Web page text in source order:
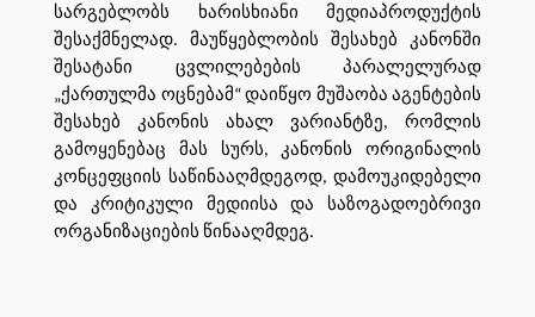
სარგებლობს ხარისხიანი მედიაპროდუქტის
შესაქმნელად. მაუწყებლობის შესახებ კანონში
შესატანი ცვლილებების პარალელურად
„ქართულმა ოცნებამ“ დაიწყო მუშაობა აგენტების
შესახებ კანონის ახალ ვარიანტზე, რომლის
გამოყენებაც მას სურს, კანონის ორიგინალის
კონცეფციის საწინააღმდეგოდ, დამოუკიდებელი
და კრიტიკული მედიისა და საზოგადოებრივი
ორგანიზაციების წინააღმდეგ.